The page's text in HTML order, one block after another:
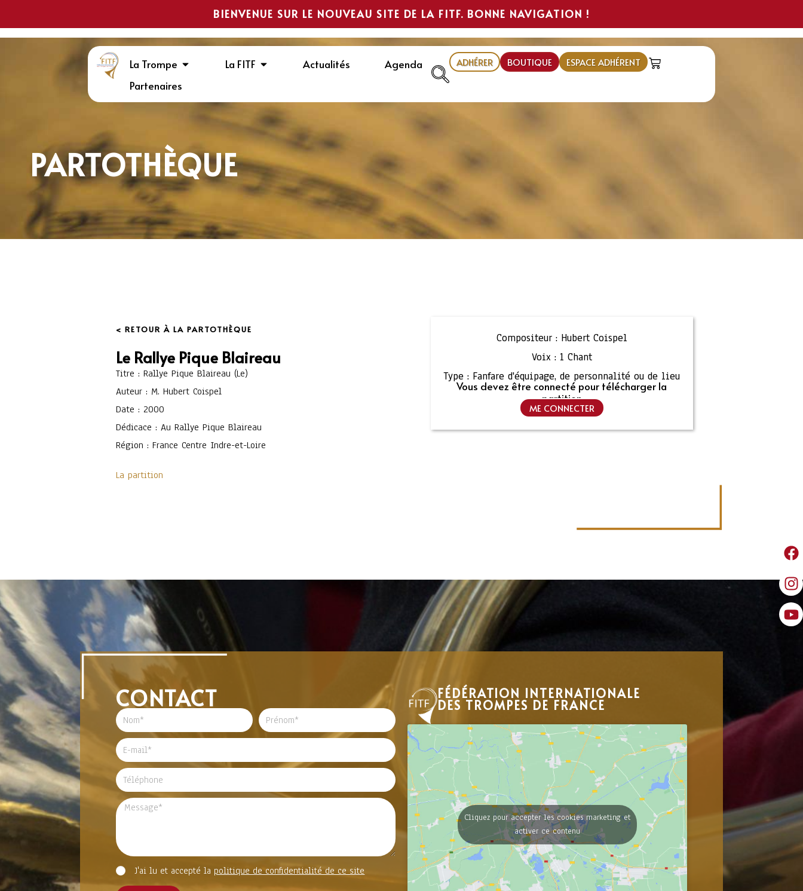
BIENVENUE SUR LE NOUVEAU SITE DE LA FITF. BONNE NAVIGATION !
La Trompe La FITF Actualités
Agenda
Partenaires
ADHÉRER BOUTIQUE ESPACE ADHÉRENT
PARTOTHÈQUE
< RETOUR À LA PARTOTHÈQUE
Le Rallye Pique Blaireau
Titre : Rallye Pique Blaireau (Le)
Auteur : M. Hubert Coispel
Date : 2000
Dédicace : Au Rallye Pique Blaireau
Région : France Centre Indre-et-Loire
La partition
Compositeur : Hubert Coispel
Voix : 1 Chant
Type : Fanfare d'équipage, de personnalité ou de lieu
Vous devez être connecté pour télécharger la
partition
ME CONNECTER
CONTACT
J'ai lu et accepté la politique de confidentialité de ce site
FÉDÉRATION INTERNATIONALE
DES TROMPES DE FRANCE
Cliquez pour accepter les cookies marketing et
activer ce contenu